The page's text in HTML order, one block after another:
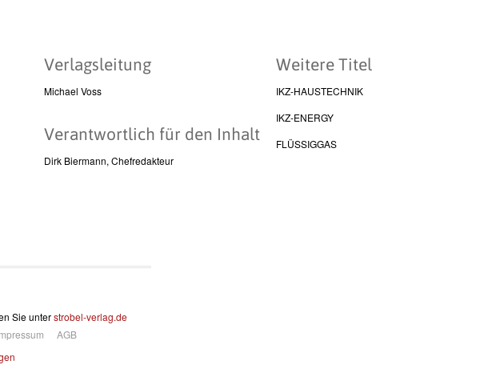
Verlagsleitung
Michael Voss
Verantwortlich für den Inhalt
Dirk Biermann, Chefredakteur
Weitere Titel
IKZ-HAUSTECHNIK
IKZ-ENERGY
FLÜSSIGGAS
Sie unterstrobel-verlag.de
AGB